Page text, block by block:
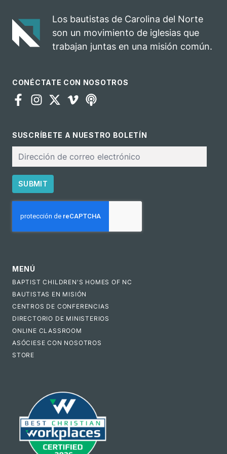
para el
ministerio
Los bautistas de Carolina del Norte
son un movimiento de iglesias que
trabajan juntas en una misión común.
CONÉCTATE CON NOSOTROS
SUSCRÍBETE A NUESTRO BOLETÍN
electrónico
SUBMIT
MENÚ
BAPTIST CHILDREN'S HOMES OF NC
BAUTISTAS EN MISIÓN
CENTROS DE CONFERENCIAS
DIRECTORIO DE MINISTERIOS
ONLINE CLASSROOM
ASÓCIESE CON NOSOTROS
STORE